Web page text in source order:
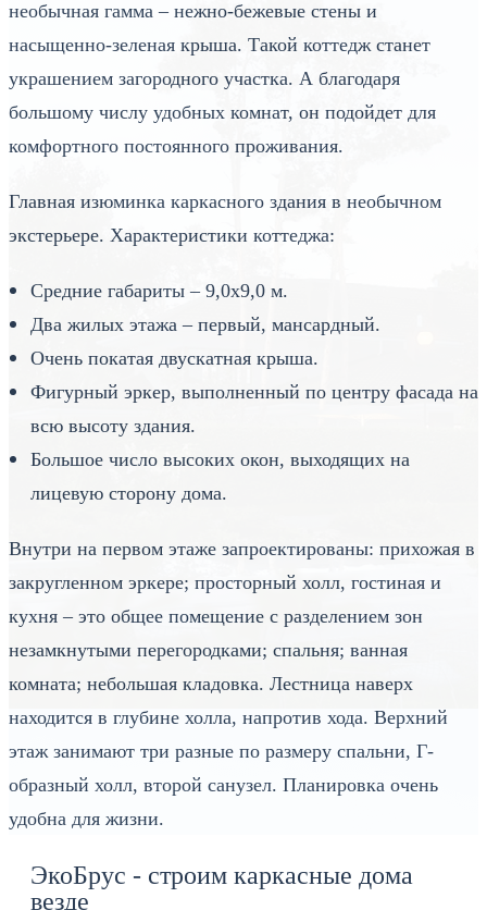
необычная гамма – нежно-бежевые стены и
насыщенно-зеленая крыша. Такой коттедж станет
украшением загородного участка. А благодаря
большому числу удобных комнат, он подойдет для
комфортного постоянного проживания.
Главная изюминка каркасного здания в необычном
экстерьере. Характеристики коттеджа:
Средние габариты – 9,0х9,0 м.
Два жилых этажа – первый, мансардный.
Очень покатая двускатная крыша.
Фигурный эркер, выполненный по центру фасада на
всю высоту здания.
Большое число высоких окон, выходящих на
лицевую сторону дома.
Внутри на первом этаже запроектированы: прихожая в
закругленном эркере; просторный холл, гостиная и
кухня – это общее помещение с разделением зон
незамкнутыми перегородками; спальня; ванная
комната; небольшая кладовка. Лестница наверх
находится в глубине холла, напротив хода. Верхний
этаж занимают три разные по размеру спальни, Г-
образный холл, второй санузел. Планировка очень
удобна для жизни.
ЭкоБрус - строим каркасные дома
везде